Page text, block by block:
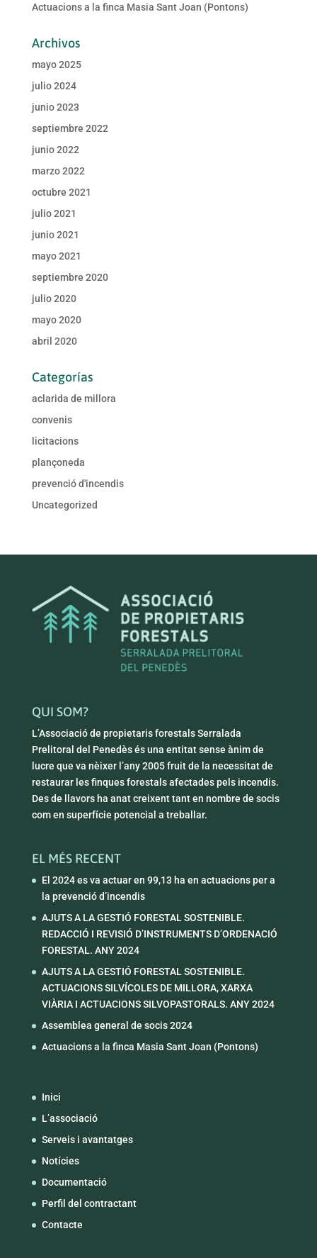
Actuacions a la finca Masia Sant Joan (Pontons)
Archivos
mayo 2025
julio 2024
junio 2023
septiembre 2022
junio 2022
marzo 2022
octubre 2021
julio 2021
junio 2021
mayo 2021
septiembre 2020
julio 2020
mayo 2020
abril 2020
Categorías
aclarida de millora
convenis
licitacions
plançoneda
prevenció d'incendis
Uncategorized
QUI SOM?
L’Associació de propietaris forestals Serralada
Prelitoral del Penedès és una entitat sense ànim de
lucre que va nèixer l’any 2005 fruit de la necessitat de
restaurar les finques forestals afectades pels incendis.
Des de llavors ha anat creixent tant en nombre de socis
com en superfície potencial a treballar.
EL MÉS RECENT
El 2024 es va actuar en 99,13 ha en actuacions per a
la prevenció d’incendis
AJUTS A LA GESTIÓ FORESTAL SOSTENIBLE.
REDACCIÓ I REVISIÓ D’INSTRUMENTS D’ORDENACIÓ
FORESTAL. ANY 2024
AJUTS A LA GESTIÓ FORESTAL SOSTENIBLE.
ACTUACIONS SILVÍCOLES DE MILLORA, XARXA
VIÀRIA I ACTUACIONS SILVOPASTORALS. ANY 2024
Assemblea general de socis 2024
Actuacions a la finca Masia Sant Joan (Pontons)
Inici
L’associació
Serveis i avantatges
Notícies
Documentació
Perfil del contractant
Contacte